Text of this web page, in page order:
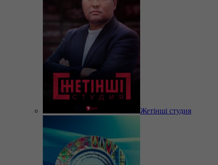
Жетінші студия